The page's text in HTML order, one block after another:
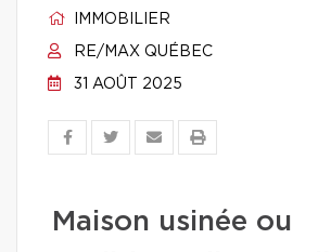
IMMOBILIER
RE/MAX QUÉBEC
31 AOÛT 2025
Maison usinée ou